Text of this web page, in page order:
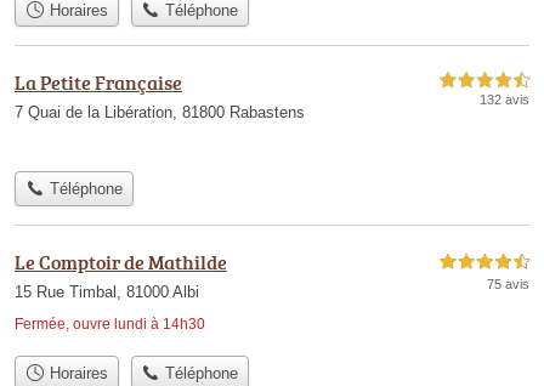
Horaires Téléphone
La Petite Française
7 Quai de la Libération, 81800 Rabastens
4,5 étoiles sur 5
132 avis
Téléphone
Le Comptoir de Mathilde
15 Rue Timbal, 81000 Albi
Fermée, ouvre lundi à 14h30
4,5 étoiles sur 5
75 avis
Horaires Téléphone